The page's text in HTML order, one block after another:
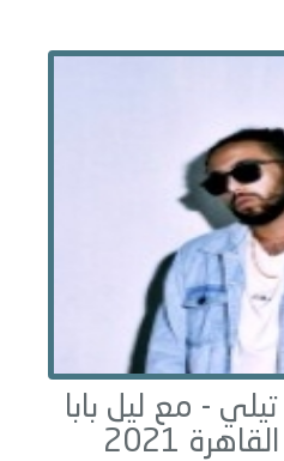
تيلي - مع ليل بابا
القاهرة 2021